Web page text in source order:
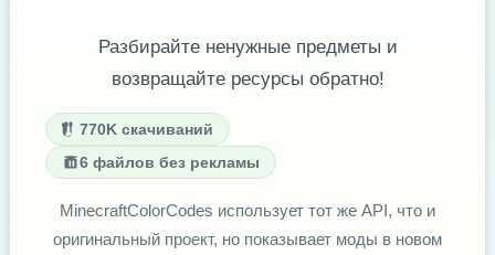
Разбирайте ненужные предметы и
возвращайте ресурсы обратно!
770K скачиваний
6 файлов без рекламы
MinecraftColorCodes использует тот же API, что и
оригинальный проект, но показывает моды в новом